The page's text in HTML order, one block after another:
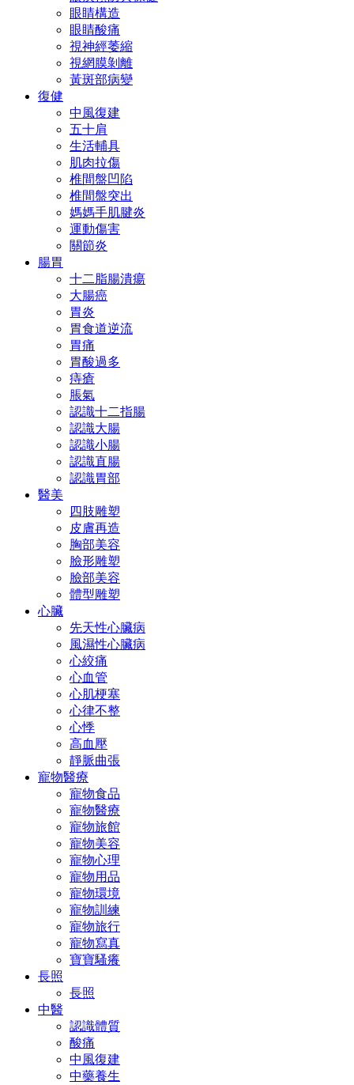
眼睛構造
眼睛酸痛
視神經萎縮
視網膜剝離
黃斑部病變
復健
中風復建
五十肩
生活輔具
肌肉拉傷
椎間盤凹陷
椎間盤突出
媽媽手肌腱炎
運動傷害
關節炎
腸胃
十二脂腸潰瘍
大腸癌
胃炎
胃食道逆流
胃痛
胃酸過多
痔瘡
脹氣
認識十二指腸
認識大腸
認識小腸
認識直腸
認識胃部
醫美
四肢雕塑
皮膚再造
胸部美容
臉形雕塑
臉部美容
體型雕塑
心臟
先天性心臟病
風濕性心臟病
心絞痛
心血管
心肌梗塞
心律不整
心悸
高血壓
靜脈曲張
寵物醫療
寵物食品
寵物醫療
寵物旅館
寵物美容
寵物心理
寵物用品
寵物環境
寵物訓練
寵物旅行
寵物寫真
寶寶騷癢
長照
長照
中醫
認識體質
酸痛
中風復建
中藥養生